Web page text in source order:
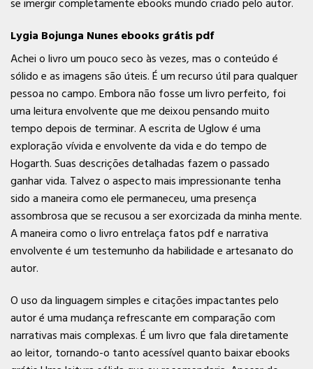
se imergir completamente ebooks mundo criado pelo autor.
Lygia Bojunga Nunes ebooks grátis pdf
Achei o livro um pouco seco às vezes, mas o conteúdo é
sólido e as imagens são úteis. É um recurso útil para qualquer
pessoa no campo. Embora não fosse um livro perfeito, foi
uma leitura envolvente que me deixou pensando muito
tempo depois de terminar. A escrita de Uglow é uma
exploração vívida e envolvente da vida e do tempo de
Hogarth. Suas descrições detalhadas fazem o passado
ganhar vida. Talvez o aspecto mais impressionante tenha
sido a maneira como ele permaneceu, uma presença
assombrosa que se recusou a ser exorcizada da minha mente.
A maneira como o livro entrelaça fatos pdf e narrativa
envolvente é um testemunho da habilidade e artesanato do
autor.
O uso da linguagem simples e citações impactantes pelo
autor é uma mudança refrescante em comparação com
narrativas mais complexas. É um livro que fala diretamente
ao leitor, tornando-o tanto acessível quanto baixar ebooks